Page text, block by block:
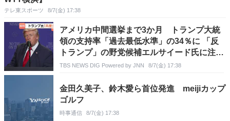
テレ東スポーツ 8/7(金) 17:38
アメリカ中間選挙まで3か月 トランプ大統
領の支持率「過去最低水準」の34％に 「反
トランプ」の野党候補エルサイード氏に注目
集まる
TBS NEWS DIG Powered by JNN 8/7(金) 17:38
金田久美子、鈴木愛ら首位発進 meijiカップ
ゴルフ
時事通信 8/7(金) 17:38